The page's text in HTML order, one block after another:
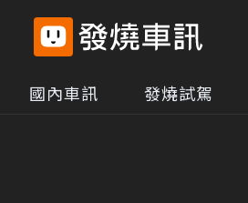
國內車訊 發燒試駕